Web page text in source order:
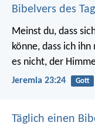
Bibelvers des
Meinst du, dass
könne, dass ich
es nicht, der
Jeremia 23:24 Gott
Täglich einen